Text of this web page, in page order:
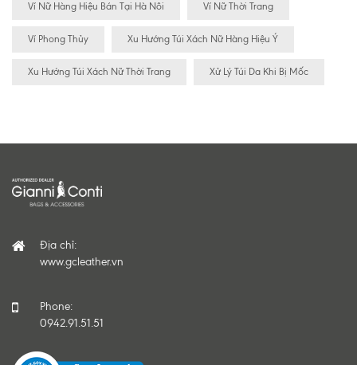
Ví Nữ Hàng Hiệu Bán Tại Hà Nôi Ví Nữ Thời Trang
Ví Phong Thủy Xu Hướng Túi Xách Nữ Hàng Hiệu Ý
Xu Hướng Túi Xách Nữ Thời Trang Xử Lý Túi Da Khi Bị Mốc
Địa chỉ:
www.gcleather.vn
Phone:
0942.91.51.51